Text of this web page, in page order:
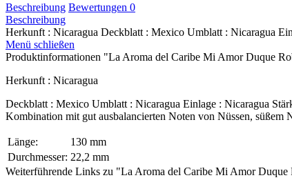
Beschreibung Bewertungen 0
Beschreibung
Herkunft : Nicaragua Deckblatt : Mexico Umblatt : Nicaragua
Menü schließen
Produktinformationen "La Aroma del Caribe Mi Amor Duque
Herkunft : Nicaragua
Deckblatt : Mexico Umblatt : Nicaragua Einlage : Nicaragua
Kombination mit gut ausbalancierten Noten von Nüssen, süßem
Länge:
130 mm
Durchmesser: 22,2 mm
Weiterführende Links zu "La Aroma del Caribe Mi Amor Duque